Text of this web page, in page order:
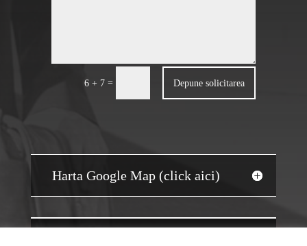
6 + 7 = Depune solicitarea
Harta Google Map (click aici)